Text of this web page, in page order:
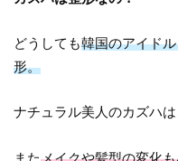
どうしても韓国のアイド
形。
ナチュラル美人のカズハは
またメイクや髪型の変化